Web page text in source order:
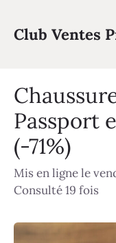
contenu
Club Ventes
Passport
(-71%)
Mis en ligne le
Consulté 19 fois